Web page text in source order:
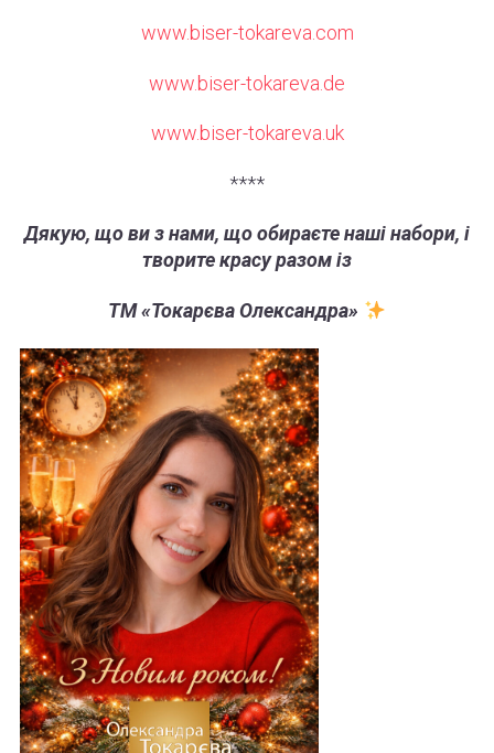
www.biser-tokareva.com
www.biser-tokareva.de
www.biser-tokareva.uk
****
Дякую, що ви з нами, що обираєте наші набори, і
творите красу разом із
ТМ «Токарєва Олександра»